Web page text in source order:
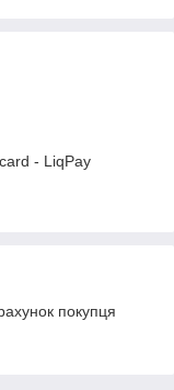
- LiqPay
покупця